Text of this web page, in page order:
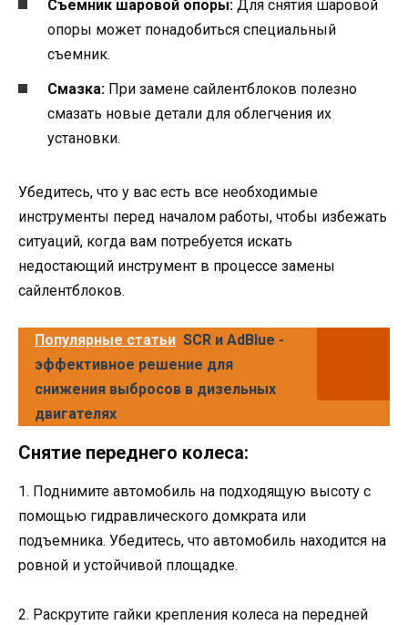
Съемник шаровой опоры: Для снятия шаровой
опоры может понадобиться специальный
съемник.
Смазка: При замене сайлентблоков полезно
смазать новые детали для облегчения их
установки.
Убедитесь, что у вас есть все необходимые
инструменты перед началом работы, чтобы избежать
ситуаций, когда вам потребуется искать
недостающий инструмент в процессе замены
сайлентблоков.
Популярные статьи SCR и AdBlue -
эффективное решение для
снижения выбросов в дизельных
двигателях
Снятие переднего колеса:
1. Поднимите автомобиль на подходящую высоту с
помощью гидравлического домкрата или
подъемника. Убедитесь, что автомобиль находится на
ровной и устойчивой площадке.
2. Раскрутите гайки крепления колеса на передней